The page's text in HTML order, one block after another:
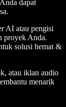
dapat
AI atau pengisi
proyek Anda.
solusi hemat &
atau iklan audio
menarik